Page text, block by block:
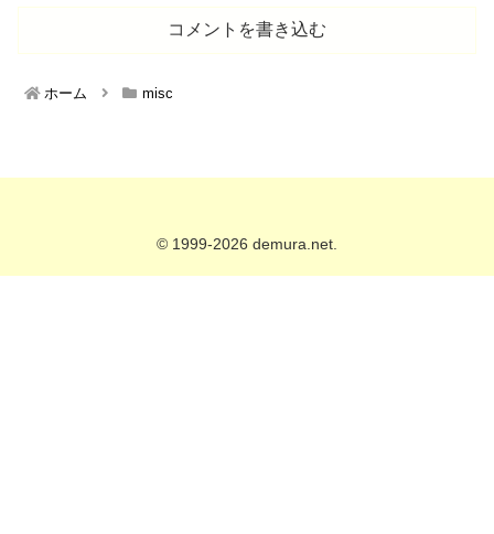
コメントを書き込む
ホーム misc
© 1999-2026 demura.net.